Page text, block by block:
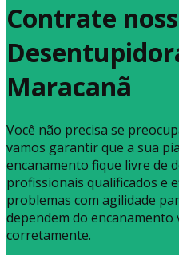
Contrate
Maracanã
Você não precisa se
vamos garantir que a sua
encanamento fique livre de
profissionais qualificados e
problemas com agilidade
dependem do
corretamente.